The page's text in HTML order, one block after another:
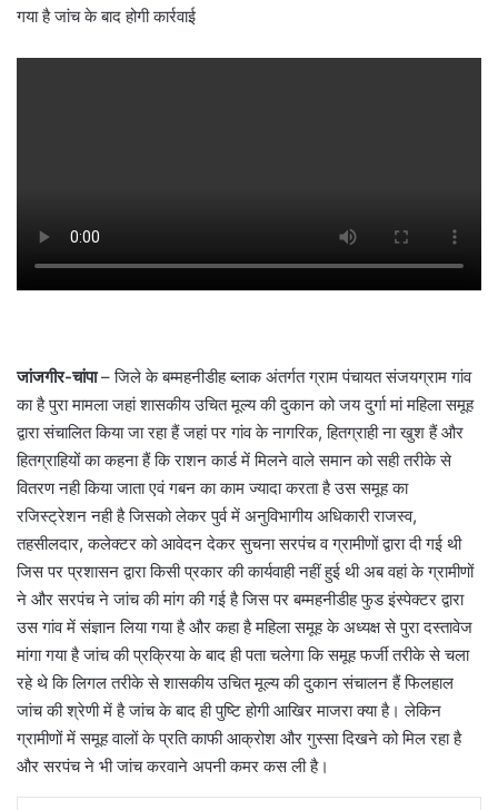
गया है जांच के बाद होगी कार्रवाई
जांजगीर-चांपा– जिले के बम्महनीडीह ब्लाक अंतर्गत ग्राम पंचायत संजयग्राम गांव
का है पुरा मामला जहां शासकीय उचित मूल्य की दुकान को जय दुर्गा मां महिला समूह
द्वारा संचालित किया जा रहा हैं जहां पर गांव के नागरिक, हितग्राही ना खुश हैं और
हितग्राहियों का कहना हैं कि राशन कार्ड में मिलने वाले समान को सही तरीके से
वितरण नही किया जाता एवं गबन का काम ज्यादा करता है उस समूह का
रजिस्ट्रेशन नही है जिसको लेकर पुर्व में अनुविभागीय अधिकारी राजस्व,
तहसीलदार, कलेक्टर को आवेदन देकर सुचना सरपंच व ग्रामीणों द्वारा दी गई थी
जिस पर प्रशासन द्वारा किसी प्रकार की कार्यवाही नहीं हुई थी अब वहां के ग्रामीणों
ने और सरपंच ने जांच की मांग की गई है जिस पर बम्महनीडीह फुड इंस्पेक्टर द्वारा
उस गांव में संज्ञान लिया गया है और कहा है महिला समूह के अध्यक्ष से पुरा दस्तावेज
मांगा गया है जांच की प्रक्रिया के बाद ही पता चलेगा कि समूह फर्जी तरीके से चला
रहे थे कि लिगल तरीके से शासकीय उचित मूल्य की दुकान संचालन हैं फिलहाल
जांच की श्रेणी में है जांच के बाद ही पुष्टि होगी आखिर माजरा क्या है। लेकिन
ग्रामीणों में समूह वालों के प्रति काफी आक्रोश और गुस्सा दिखने को मिल रहा है
और सरपंच ने भी जांच करवाने अपनी कमर कस ली है।